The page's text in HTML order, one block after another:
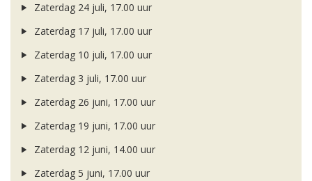
Zaterdag 24 juli, 17.00 uur
Zaterdag 17 juli, 17.00 uur
Zaterdag 10 juli, 17.00 uur
Zaterdag 3 juli, 17.00 uur
Zaterdag 26 juni, 17.00 uur
Zaterdag 19 juni, 17.00 uur
Zaterdag 12 juni, 14.00 uur
Zaterdag 5 juni, 17.00 uur